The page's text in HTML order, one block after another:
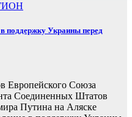
поддержку Украины перед
Европейского Союза
Соединенных Штатов
Путина на Аляске